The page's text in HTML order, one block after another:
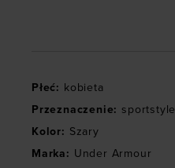
Płeć: kobieta
Przeznaczenie: sportstyle
Kolor: Szary
Marka: Under Armour